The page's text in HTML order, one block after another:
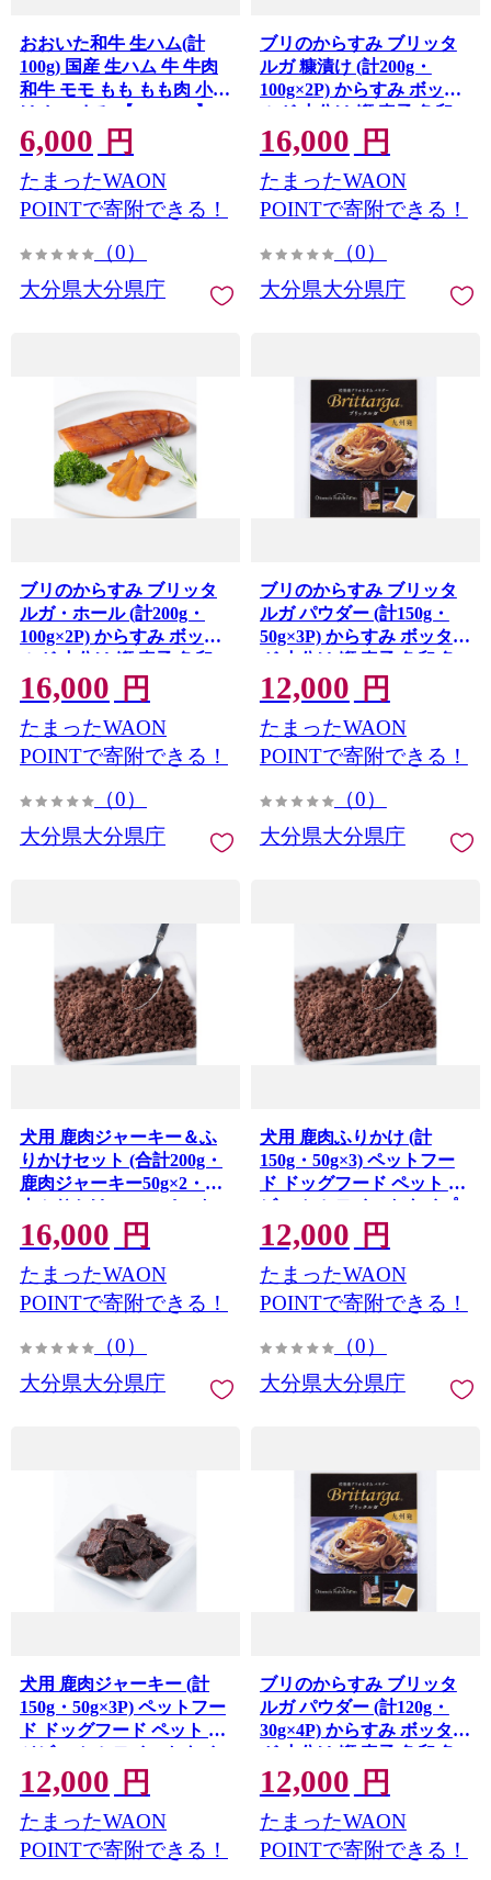
おおいた和牛 生ハム(計
100g) 国産 生ハム 牛 牛肉
和牛 モモ もも もも肉 小分
け おつまみ 【opae017】
【ミートクレスト】
6,000 円
たまったWAON
POINTで寄附できる！
（0）
大分県大分県庁
ブリのからすみ ブリッタ
ルガ 糠漬け (計200g・
100g×2P) からすみ ボッタ
ルガ 小分け 鰤 真子 魚卵
魚介 おつまみ 【opca007】
【オートモズフィッシュア
ンドファーム】
16,000 円
たまったWAON
POINTで寄附できる！
（0）
大分県大分県庁
ブリのからすみ ブリッタ
ルガ・ホール (計200g・
100g×2P) からすみ ボッタ
ルガ 小分け 鰤 真子 魚卵
魚介 おつまみ 【opca006】
【オートモズフィッシュア
ンドファーム】
16,000 円
たまったWAON
POINTで寄附できる！
（0）
大分県大分県庁
ブリのからすみ ブリッタ
ルガ パウダー (計150g・
50g×3P) からすみ ボッタル
ガ 小分け 鰤 真子 魚卵 魚
介 パスタ 粉末 おつまみ
【opca005】【オートモズ
フィッシュアンドファー
ム】
12,000 円
たまったWAON
POINTで寄附できる！
（0）
大分県大分県庁
犬用 鹿肉ジャーキー＆ふ
りかけセット (合計200g・
鹿肉ジャーキー50g×2・鹿
肉ふりかけ50g×2) ペット
フード ドッグフード 高タ
ンパク 低カロリー 小分け
常温 【opca004】【オート
モズフィッシュアンドファ
16,000 円
たまったWAON
POINTで寄附できる！
（0）
大分県大分県庁
犬用 鹿肉ふりかけ (計
150g・50g×3) ペットフー
ド ドッグフード ペット ジ
ビエ セミモイストタイプ
低カロリー 高タンパク 低
カロリー 小分け 常温
【opca003】【オートモズ
フィッシュアンドファー
12,000 円
たまったWAON
POINTで寄附できる！
（0）
大分県大分県庁
犬用 鹿肉ジャーキー (計
150g・50g×3P) ペットフー
ド ドッグフード ペット 犬
ジビエ セミモイストタイ
プ 高タンパク 低カロリー
小分け 常温 【opca002】
【オートモズフィッシュア
ンドファーム】
12,000 円
たまったWAON
POINTで寄附できる！
ブリのからすみ ブリッタ
ルガ パウダー (計120g・
30g×4P) からすみ ボッタル
ガ 小分け 鰤 真子 魚卵 魚
介 パスタ 粉末 おつまみ
【opca001】【オートモズ
フィッシュアンドファー
ム】
12,000 円
たまったWAON
POINTで寄附できる！